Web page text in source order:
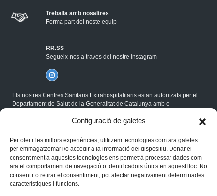
Configuració de galetes
Per oferir les millors experiències, utilitzem tecnologies com ara galetes
per emmagatzemar i/o accedir a la informació del dispositiu. Donar el
consentiment a aquestes tecnologies ens permetrà processar dades com
ara el comportament de navegació o identificadors únics en aquest lloc. No
consentir o retirar el consentiment, pot afectar negativament determinades
característiques i funcions.
Treballa amb nosaltres
Forma part del noste equip
RR.SS
Segueix-nos a traves del nostre instagram
Els nostres Centres Sanitaris Extrahospitalitaris estan autoritzats per el
Departament de Salut de la Generalitat de Catalunya amb el
Política de cookies
Avís legal
Privacitat